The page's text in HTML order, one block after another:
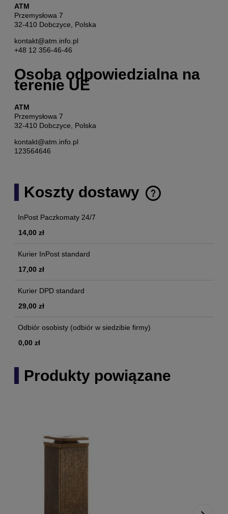
ATM
Przemysłowa 7
32-410 Dobczyce, Polska
kontakt@atm.info.pl
+48 12 356-46-46
Osoba odpowiedzialna na
terenie UE
ATM
Przemysłowa 7
32-410 Dobczyce, Polska
kontakt@atm.info.pl
123564646
Koszty dostawy
Cena nie zawiera ewentualnych kosztów płatności
InPost Paczkomaty 24/7
14,00 zł
Kurier InPost standard
17,00 zł
Kurier DPD standard
29,00 zł
Odbiór osobisty (odbiór w siedzibie firmy)
0,00 zł
Produkty powiązane